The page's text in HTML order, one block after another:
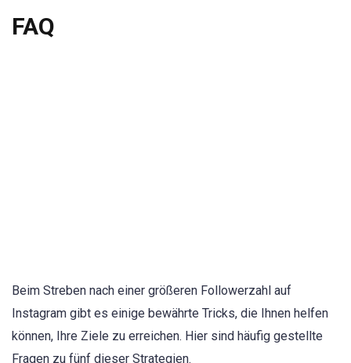
FAQ
Beim Streben nach einer größeren Followerzahl auf
Instagram gibt es einige bewährte Tricks, die Ihnen helfen
können, Ihre Ziele zu erreichen. Hier sind häufig gestellte
Fragen zu fünf dieser Strategien.